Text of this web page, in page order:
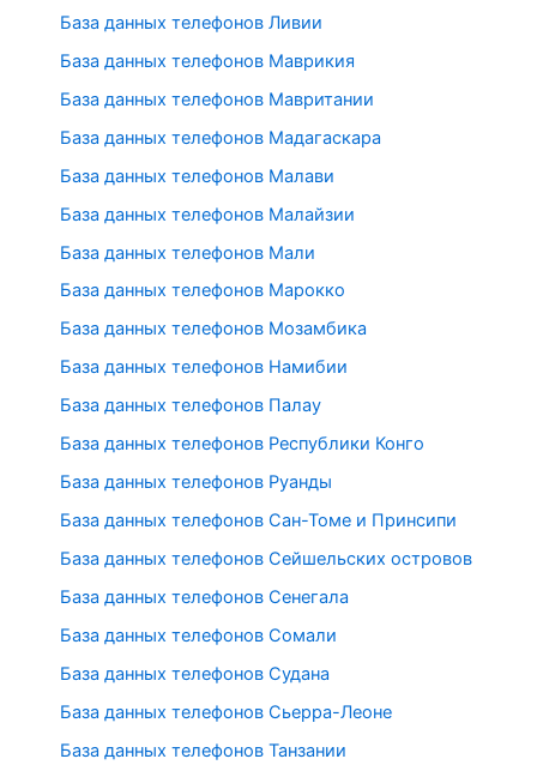
База данных телефонов Ливии
База данных телефонов Маврикия
База данных телефонов Мавритании
База данных телефонов Мадагаскара
База данных телефонов Малави
База данных телефонов Малайзии
База данных телефонов Мали
База данных телефонов Марокко
База данных телефонов Мозамбика
База данных телефонов Намибии
База данных телефонов Палау
База данных телефонов Республики Конго
База данных телефонов Руанды
База данных телефонов Сан-Томе и Принсипи
База данных телефонов Сейшельских островов
База данных телефонов Сенегала
База данных телефонов Сомали
База данных телефонов Судана
База данных телефонов Сьерра-Леоне
База данных телефонов Танзании